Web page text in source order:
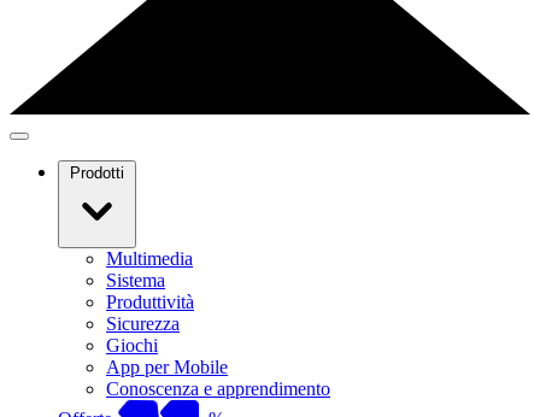
Prodotti
Multimedia
Sistema
Produttività
Sicurezza
Giochi
App per Mobile
Conoscenza e apprendimento